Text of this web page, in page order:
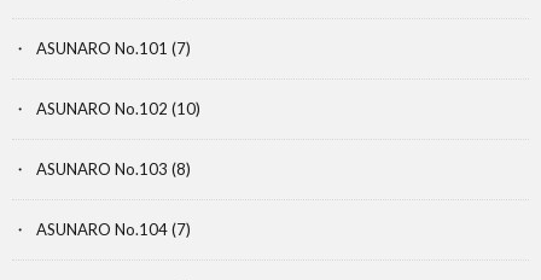
ASUNARO No.101 (7)
ASUNARO No.102 (10)
ASUNARO No.103 (8)
ASUNARO No.104(7)